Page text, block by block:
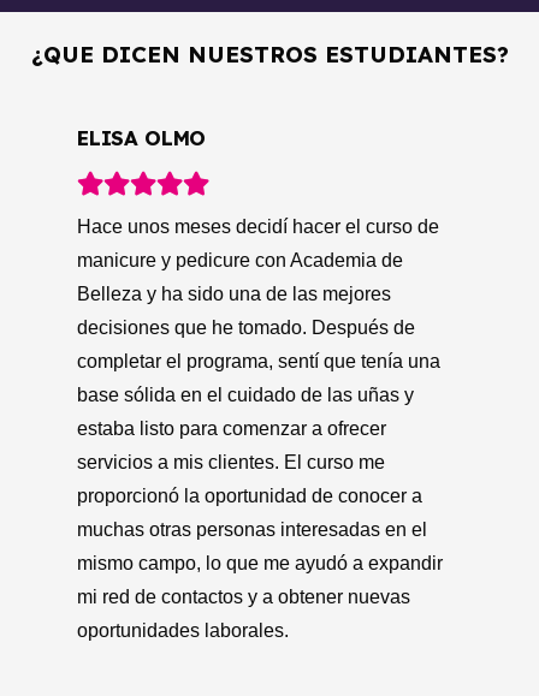
¿QUE DICEN NUESTROS ESTUDIANTES?
JUANA MARTINEZ
Antes de hacer el curso de manicure y
pedicure, no tenía mucha experiencia en el
cuidado de las uñas. Pero después de
completar el programa, me sentí realmente
segura de mis habilidades y ya estaba
ofreciendo servicios de manicure y pedicure
a mis clientes. El curso fue tan útil y bien
estructurado que incluso pude comenzar a
ganar dinero extra al final del programa